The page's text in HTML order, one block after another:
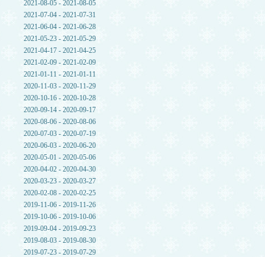
2021-08-05 - 2021-08-05
2021-07-04 - 2021-07-31
2021-06-04 - 2021-06-28
2021-05-23 - 2021-05-29
2021-04-17 - 2021-04-25
2021-02-09 - 2021-02-09
2021-01-11 - 2021-01-11
2020-11-03 - 2020-11-29
2020-10-16 - 2020-10-28
2020-09-14 - 2020-09-17
2020-08-06 - 2020-08-06
2020-07-03 - 2020-07-19
2020-06-03 - 2020-06-20
2020-05-01 - 2020-05-06
2020-04-02 - 2020-04-30
2020-03-23 - 2020-03-27
2020-02-08 - 2020-02-25
2019-11-06 - 2019-11-26
2019-10-06 - 2019-10-06
2019-09-04 - 2019-09-23
2019-08-03 - 2019-08-30
2019-07-23 - 2019-07-29